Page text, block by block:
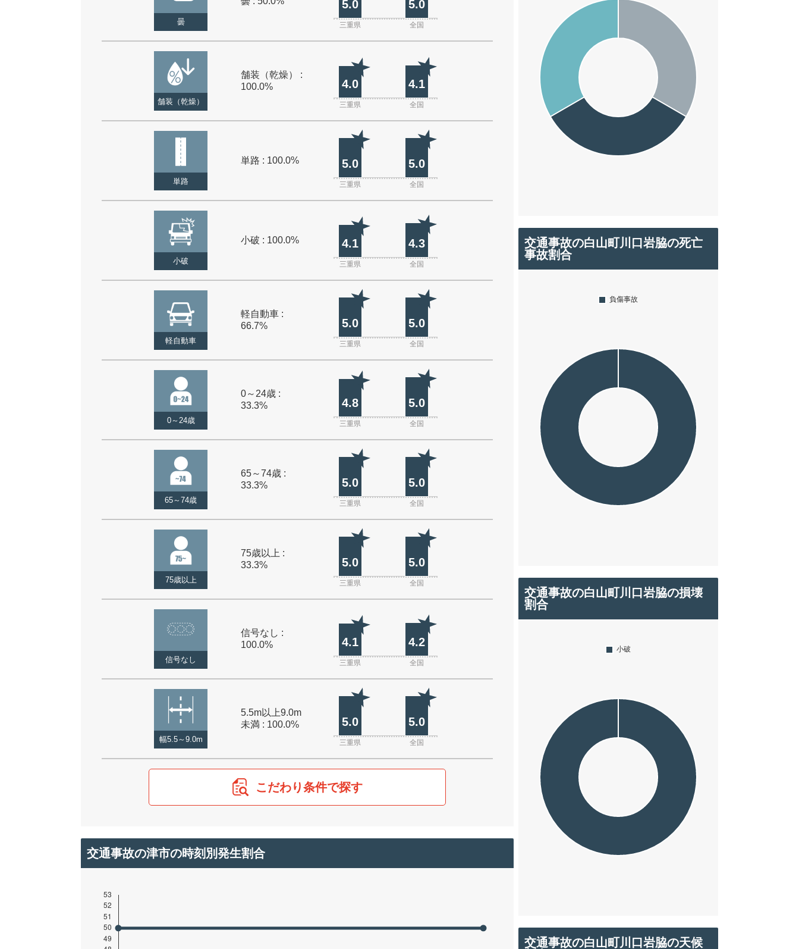
曇
5.0 5.0
三重県 全国
舗装（乾燥）
舗装（乾燥） :
100.0%
4.0 4.1
三重県 全国
単路
単路 : 100.0% 5.0 5.0
三重県 全国
小破
小破 : 100.0% 4.1 4.3
三重県 全国
軽自動車
軽自動車 :
66.7%
5.0 5.0
三重県 全国
0～24歳
0～24歳 :
33.3%
4.8 5.0
三重県 全国
65～74歳
65～74歳 :
33.3%
5.0 5.0
三重県 全国
75歳以上
75歳以上 :
33.3%
5.0 5.0
三重県 全国
信号なし
信号なし :
100.0%
4.1 4.2
三重県 全国
幅5.5～9.0m
5.5m以上9.0m
未満 : 100.0%
5.0 5.0
三重県 全国
こだわり条件で探す
交通事故の津市の時刻別発生割合
交通事故の白山町川口岩脇の死亡
事故割合
交通事故の白山町川口岩脇の損壊
割合
交通事故の白山町川口岩脇の天候